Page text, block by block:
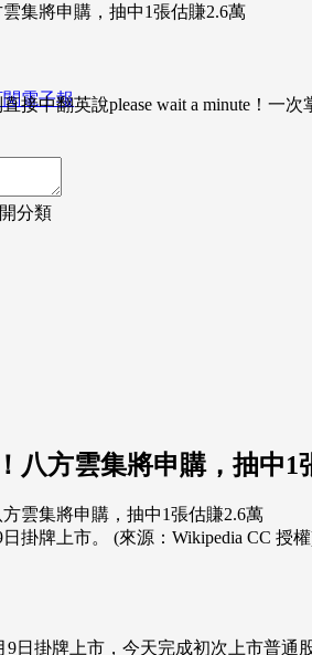
閱電子報
集將申購，抽中1張估賺2.6萬
接中翻英說please wait a minute！一
分類
八方雲集將申購，抽中1
掛牌上市。 (來源：Wikipedia CC 授
9日掛牌上市，今天完成初次上市普通